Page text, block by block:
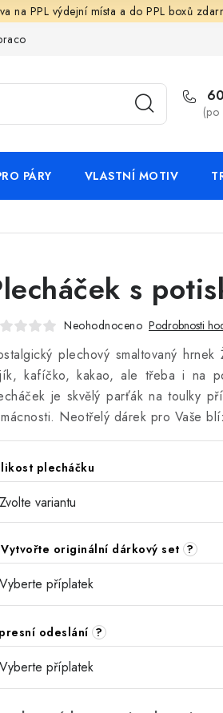
na PPL výdejní místa a do PPL boxů
ochrany osobních údajů
PÁRY VLASTNÍ MOTIV
s
Neohodnoceno Podrobnosti
plechový smaltovaný
kafíčko, kakao, ale třeba i na
je skvělý parťák na toulky
Neotřelý dárek pro Vaše
plecháčku
originální dárkový set ?
odeslání ?